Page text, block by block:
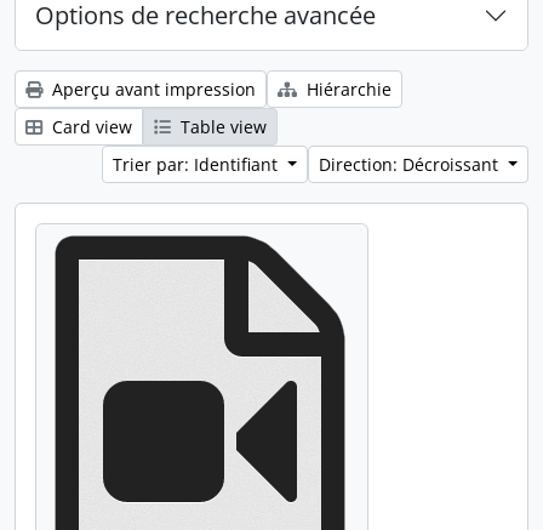
Options de recherche avancée
Aperçu avant impression
Hiérarchie
Card view
Table view
Trier par: Identifiant
Direction: Décroissant